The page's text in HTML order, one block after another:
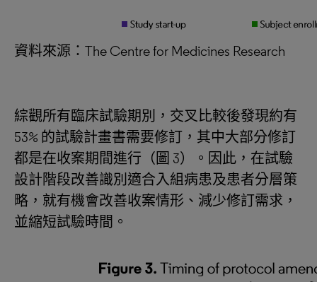
資料來源：The Centre for Medicines Research
綜觀所有臨床試驗期別，交叉比較後發現約有
53% 的試驗計畫書需要修訂，其中大部分修訂
都是在收案期間進行（圖 3）。因此，在試驗
設計階段改善識別適合入組病患及患者分層策
略，就有機會改善收案情形、減少修訂需求，
並縮短試驗時間。